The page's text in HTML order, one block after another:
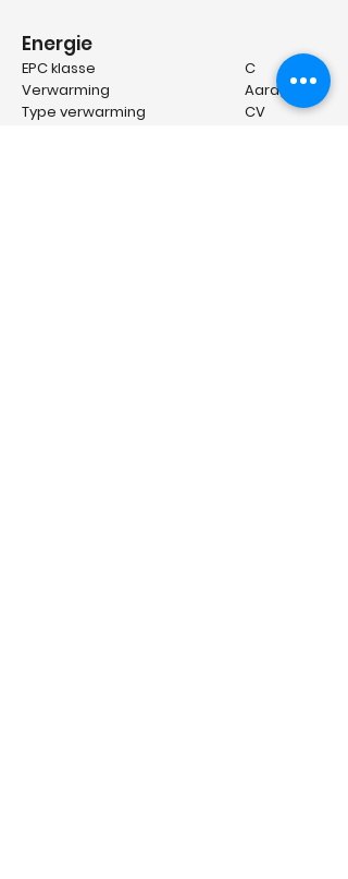
Energie
EPC klasse
Verwarming
Type verwarming
C
Aardgas
CV